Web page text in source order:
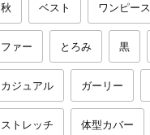
秋 ベスト ワンピース
ファー とろみ 黒
カジュアル ガーリー
ストレッチ 体型カバー